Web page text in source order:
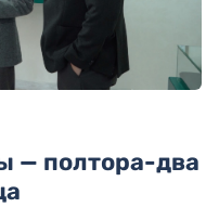
— полтора-два